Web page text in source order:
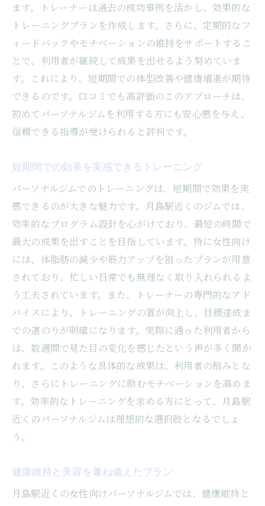
体重減少とストレス解消月島の女性向けジムが
提供する解決策
体脂肪率を効果的に落とすトレーニング
心身のリフレッシュを促すプログラム
ダイエットとリラクゼーションの融合
精神的な疲れを癒すヨガやピラティス
自己肯定感を高めるフィットネス体験
月島駅近くのパーソナルジムでトレーナーと作
る理想の体型
目標達成までのロードマップ作成
一人ひとりに合ったトレーニング計画
小さな成功体験を積み重ねる方法
フィードバックを基にしたプログラム改善
信頼関係を築くためのコミュニケーション
トレーナーとの二人三脚で目標達成
女性特有のニーズに応える月島のパーソナルジ
ムの最新事情
最新のトレンドを取り入れたプログラム
女性ホルモンに配慮したトレーニング
ジム内イベントや交流の場の提供
口コミから得られる実際の評判
新しい出会いと刺激を提供する環境
ます。トレーナーは過去の成功事例を活かし、効果的な
トレーニングプランを作成します。さらに、定期的なフ
ィードバックやモチベーションの維持をサポートするこ
とで、利用者が継続して成果を出せるよう努めていま
す。これにより、短期間での体型改善や健康増進が期待
できるのです。口コミでも高評価のこのアプローチは、
初めてパーソナルジムを利用する方にも安心感を与え、
信頼できる指導が受けられると評判です。
短期間での効果を実感できるトレーニング
パーソナルジムでのトレーニングは、短期間で効果を実
感できるのが大きな魅力です。月島駅近くのジムでは、
効率的なプログラム設計を心がけており、最短の時間で
最大の成果を出すことを目指しています。特に女性向け
には、体脂肪の減少や筋力アップを狙ったプランが用意
されており、忙しい日常でも無理なく取り入れられるよ
う工夫されています。また、トレーナーの専門的なアド
バイスにより、トレーニングの質が向上し、目標達成ま
での道のりが明確になります。実際に通った利用者から
は、数週間で見た目の変化を感じたという声が多く聞か
れます。このような具体的な成果は、利用者の励みとな
り、さらにトレーニングに励むモチベーションを高めま
す。効率的なトレーニングを求める方にとって、月島駅
近くのパーソナルジムは理想的な選択肢となるでしょ
う。
健康維持と美容を兼ね備えたプラン
月島駅近くの女性向けパーソナルジムでは、健康維持と